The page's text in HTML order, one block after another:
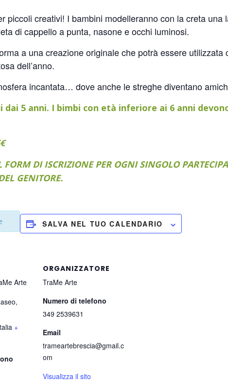
piccoli creativi! I bambini modelleranno con la creta una
di cappello a punta, nasone e occhi luminosi.
a una creazione originale che potrà essere utilizzata
dell’anno.
incantata… dove anche le streghe diventano
5 anni. I bimbi con età inferiore ai 6 anni
FORM DI ISCRIZIONE PER OGNI SINGOLO
GENITORE.
SALVA NEL TUO CALENDARIO
Arte
+
ORGANIZZATORE
TraMe Arte
Numero di telefono
349 2539631
Email
trameartebrescia@gmail.c
om
Visualizza il sito